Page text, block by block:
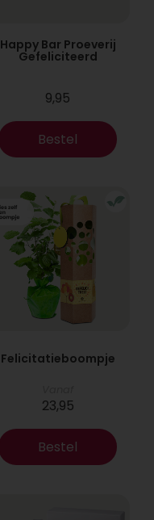
Happy Bar Proeverij
Gefeliciteerd
9,95
Bestel
Felicitatieboompje
23,95
Bestel